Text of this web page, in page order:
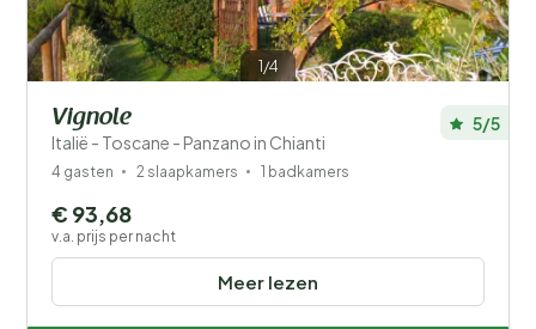
1/4
Vignole
Italië - Toscane - Panzano in Chianti
5/5
4 gasten 2 slaapkamers 1 badkamers
Meer lezen
€ 93,68
v.a. prijs per nacht